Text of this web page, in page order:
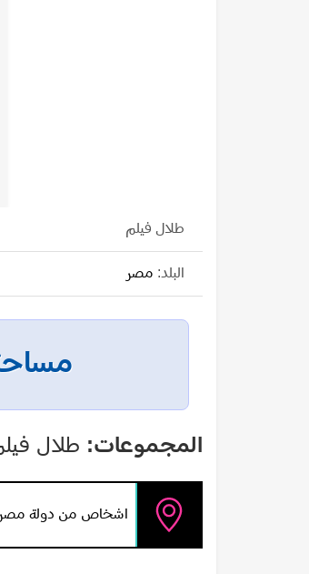
طلال فيلم
البلد: مصر
المجموعات: طلال
اشخاص من دولة مصر